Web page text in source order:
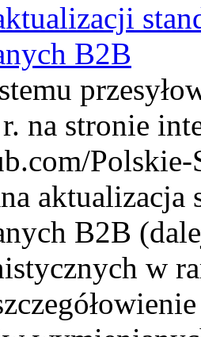
B2B
na stronie
Polskie-
aktualizacja
B2B
w